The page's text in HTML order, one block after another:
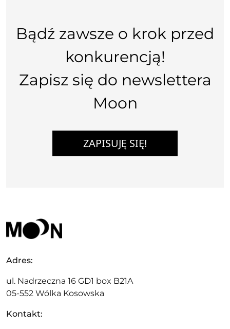
Bądź zawsze o krok przed
konkurencją!
Zapisz się do newslettera
Moon
ZAPISUJĘ SIĘ!
Adres:
ul. Nadrzeczna 16 GD1 box B21A
05-552 Wólka Kosowska
Kontakt: